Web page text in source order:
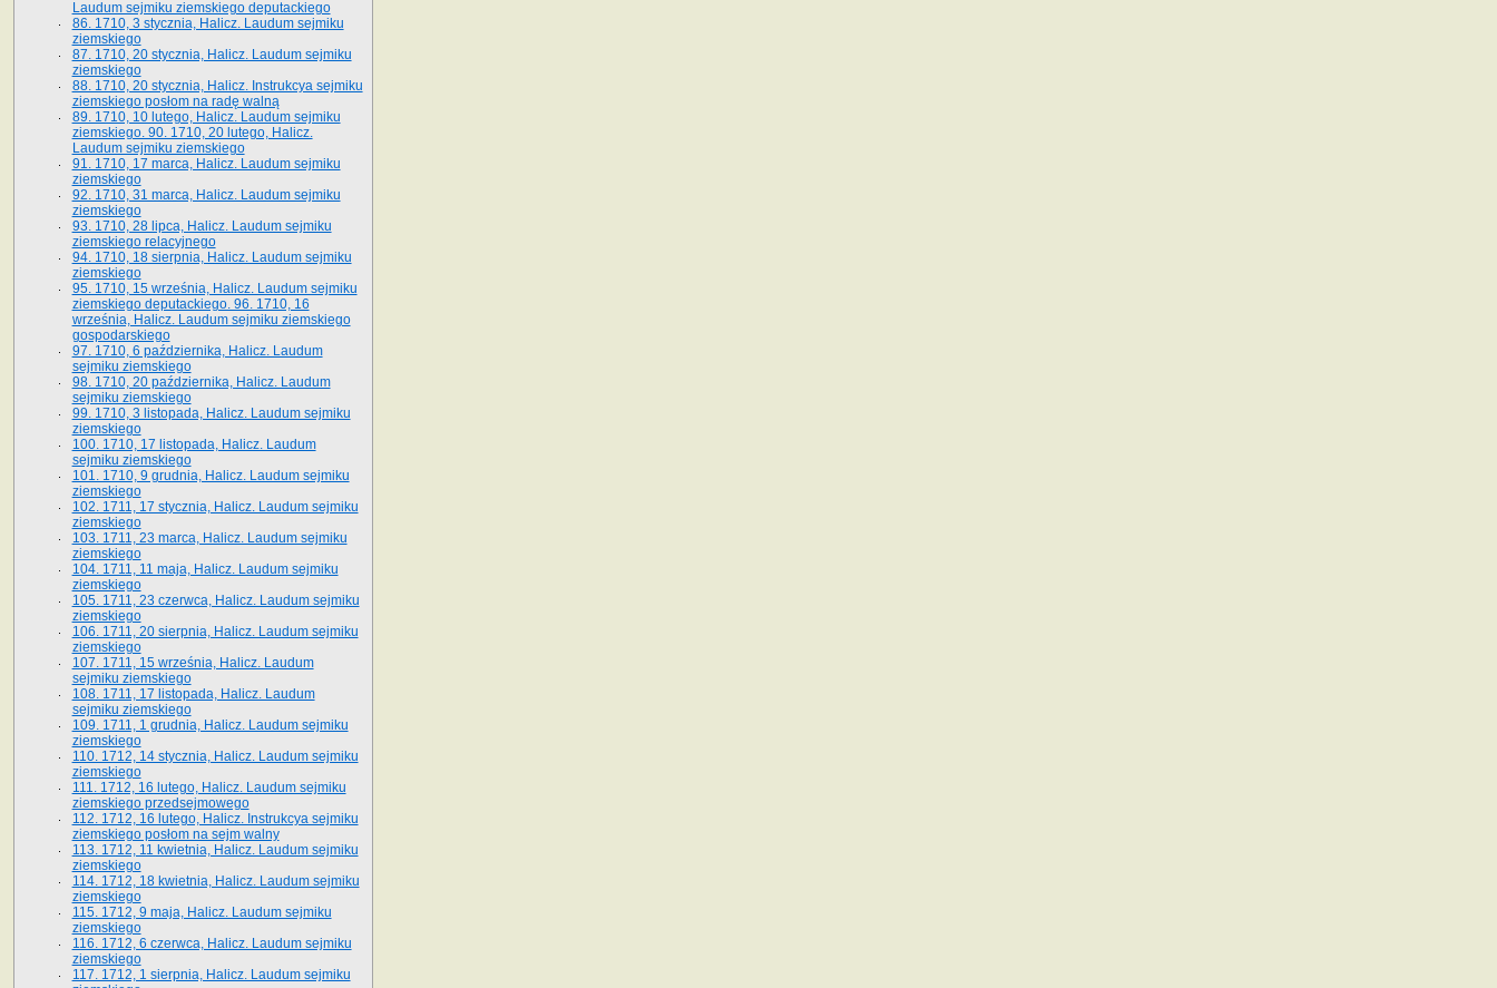
Laudum sejmiku ziemskiego deputackiego
86. 1710, 3 stycznia, Halicz. Laudum sejmiku
ziemskiego
87. 1710, 20 stycznia, Halicz. Laudum sejmiku
ziemskiego
88. 1710, 20 stycznia, Halicz. Instrukcya sejmiku
ziemskiego posłom na radę walną
89. 1710, 10 lutego, Halicz. Laudum sejmiku
ziemskiego. 90. 1710, 20 lutego, Halicz.
Laudum sejmiku ziemskiego
91. 1710, 17 marca, Halicz. Laudum sejmiku
ziemskiego
92. 1710, 31 marca, Halicz. Laudum sejmiku
ziemskiego
93. 1710, 28 lipca, Halicz. Laudum sejmiku
ziemskiego relacyjnego
94. 1710, 18 sierpnia, Halicz. Laudum sejmiku
ziemskiego
95. 1710, 15 września, Halicz. Laudum sejmiku
ziemskiego deputackiego. 96. 1710, 16
września, Halicz. Laudum sejmiku ziemskiego
gospodarskiego
97. 1710, 6 października, Halicz. Laudum
sejmiku ziemskiego
98. 1710, 20 października, Halicz. Laudum
sejmiku ziemskiego
99. 1710, 3 listopada, Halicz. Laudum sejmiku
ziemskiego
100. 1710, 17 listopada, Halicz. Laudum
sejmiku ziemskiego
101. 1710, 9 grudnia, Halicz. Laudum sejmiku
ziemskiego
102. 1711, 17 stycznia, Halicz. Laudum sejmiku
ziemskiego
103. 1711, 23 marca, Halicz. Laudum sejmiku
ziemskiego
104. 1711, 11 maja, Halicz. Laudum sejmiku
ziemskiego
105. 1711, 23 czerwca, Halicz. Laudum sejmiku
ziemskiego
106. 1711, 20 sierpnia, Halicz. Laudum sejmiku
ziemskiego
107. 1711, 15 września, Halicz. Laudum
sejmiku ziemskiego
108. 1711, 17 listopada, Halicz. Laudum
sejmiku ziemskiego
109. 1711, 1 grudnia, Halicz. Laudum sejmiku
ziemskiego
110. 1712, 14 stycznia, Halicz. Laudum sejmiku
ziemskiego
111. 1712, 16 lutego, Halicz. Laudum sejmiku
ziemskiego przedsejmowego
112. 1712, 16 lutego, Halicz. Instrukcya sejmiku
ziemskiego posłom na sejm walny
113. 1712, 11 kwietnia, Halicz. Laudum sejmiku
ziemskiego
114. 1712, 18 kwietnia, Halicz. Laudum sejmiku
ziemskiego
115. 1712, 9 maja, Halicz. Laudum sejmiku
ziemskiego
116. 1712, 6 czerwca, Halicz. Laudum sejmiku
ziemskiego
117. 1712, 1 sierpnia, Halicz. Laudum sejmiku